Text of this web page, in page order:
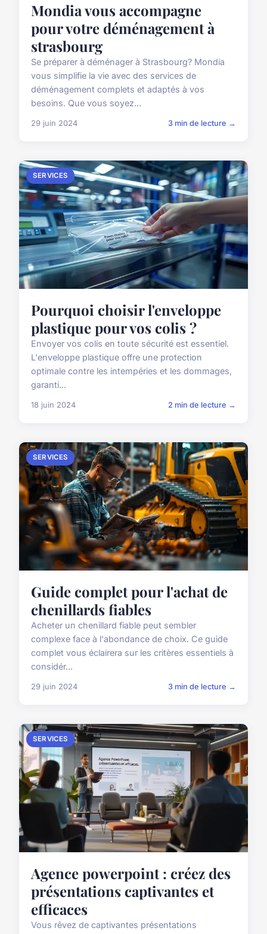
Mondia vous accompagne
pour votre déménagement à
strasbourg
Se préparer à déménager à Strasbourg? Mondia
vous simplifie la vie avec des services de
déménagement complets et adaptés à vos
besoins. Que vous soyez...
29 juin 2024 3 min de lecture →
SERVICES
Pourquoi choisir l'enveloppe
plastique pour vos colis ?
Envoyer vos colis en toute sécurité est essentiel.
L'enveloppe plastique offre une protection
optimale contre les intempéries et les dommages,
garanti...
18 juin 2024 2 min de lecture →
SERVICES
Guide complet pour l'achat de
chenillards fiables
Acheter un chenillard fiable peut sembler
complexe face à l'abondance de choix. Ce guide
complet vous éclairera sur les critères essentiels à
considér...
29 juin 2024 3 min de lecture →
SERVICES
Agence powerpoint : créez des
présentations captivantes et
efficaces
Vous rêvez de captivantes présentations